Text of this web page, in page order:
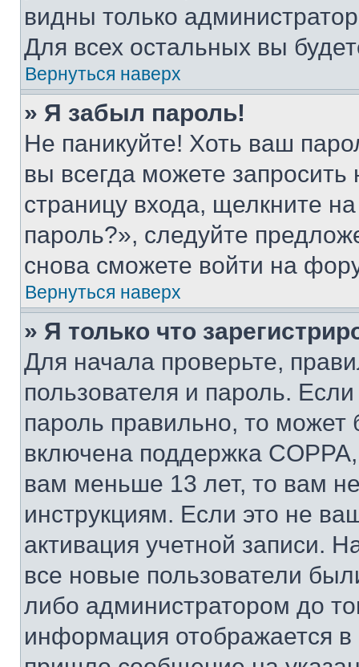
видны только
Для всех остальных вы
Вернуться наверх
» Я забыл пароль!
Не паникуйте! Хоть ваш
вы всегда можете
страницу входа, щелкните
пароль?», следуйте
снова сможете войти на
Вернуться наверх
» Я только что
Для начала проверьте,
пользователя и пароль.
пароль правильно, то может
включена поддержка
вам меньше 13 лет, то вам
инструкциям. Если это не
активация учетной записи.
все новые пользователи
либо администратором до
информация отображается